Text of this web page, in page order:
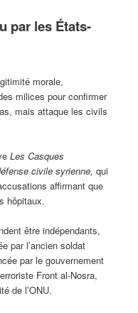
par les États-
morale,
milices pour confirmer
mais attaque les civils
Les Casques
civile syrienne, qui
affirmant que
hôpitaux.
être indépendants,
par l’ancien soldat
par le gouvernement
Front al-Nosra,
de l’ONU.